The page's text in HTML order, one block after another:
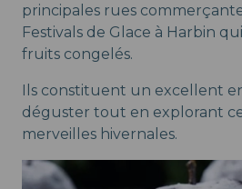
principales rues
Festivals de Glace à Harbin
fruits congelés.
Ils constituent un excellent
déguster tout en explorant
merveilles hivernales.